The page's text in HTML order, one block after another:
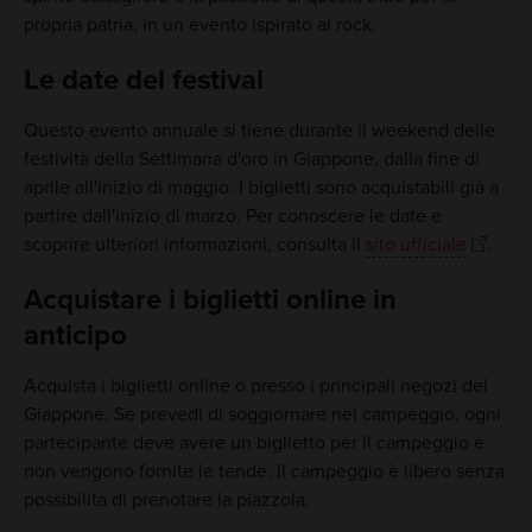
propria patria, in un evento ispirato al rock.
Le date del festival
Questo evento annuale si tiene durante il weekend delle
festività della Settimana d'oro in Giappone, dalla fine di
aprile all'inizio di maggio. I biglietti sono acquistabili già a
partire dall'inizio di marzo. Per conoscere le date e
scoprire ulteriori informazioni, consulta il sito ufficiale
Acquistare i biglietti online in
anticipo
Acquista i biglietti online o presso i principali negozi del
Giappone. Se prevedi di soggiornare nel campeggio, ogni
partecipante deve avere un biglietto per il campeggio e
non vengono fornite le tende. Il campeggio è libero senza
possibilità di prenotare la piazzola.